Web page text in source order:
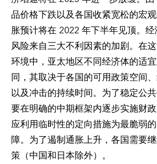
品价格下跌以及各国收紧宽松的宏
胀预计将在 2022 年下半年见顶。
风险来自三大不利因素的加剧。在
环境中，亚太地区不同经济体的适
同，其取决于各国的可用政策空间
以及冲击的持续时间。为了稳定公
要在明确的中期框架内逐步实施财
应利用临时性的定向措施为最脆弱
障。为了遏制通胀上升，各国需要
策（中国和日本除外）。